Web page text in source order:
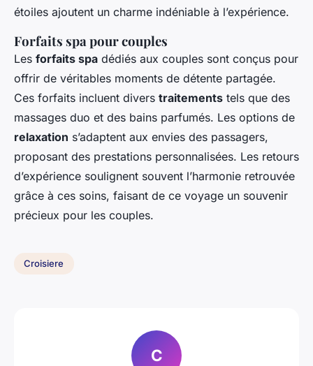
étoiles ajoutent un charme indéniable à l’expérience.
Forfaits spa pour couples
Les forfaits spa dédiés aux couples sont conçus pour
offrir de véritables moments de détente partagée.
Ces forfaits incluent divers traitements tels que des
massages duo et des bains parfumés. Les options de
relaxation s’adaptent aux envies des passagers,
proposant des prestations personnalisées. Les retours
d’expérience soulignent souvent l’harmonie retrouvée
grâce à ces soins, faisant de ce voyage un souvenir
précieux pour les couples.
Croisiere
C